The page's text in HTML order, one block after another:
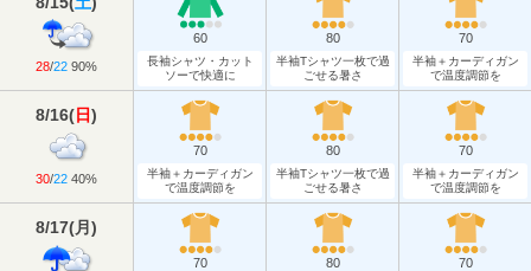
28/22 90%
60
長袖シャツ・カット
ソーで快適に
80
半袖Tシャツ一枚で過
ごせる暑さ
70
半袖＋カーディガン
で温度調節を
8/16(日)
30/22 40%
70
半袖＋カーディガン
で温度調節を
80
半袖Tシャツ一枚で過
ごせる暑さ
70
半袖＋カーディガン
で温度調節を
8/17(月 )
70 80 70